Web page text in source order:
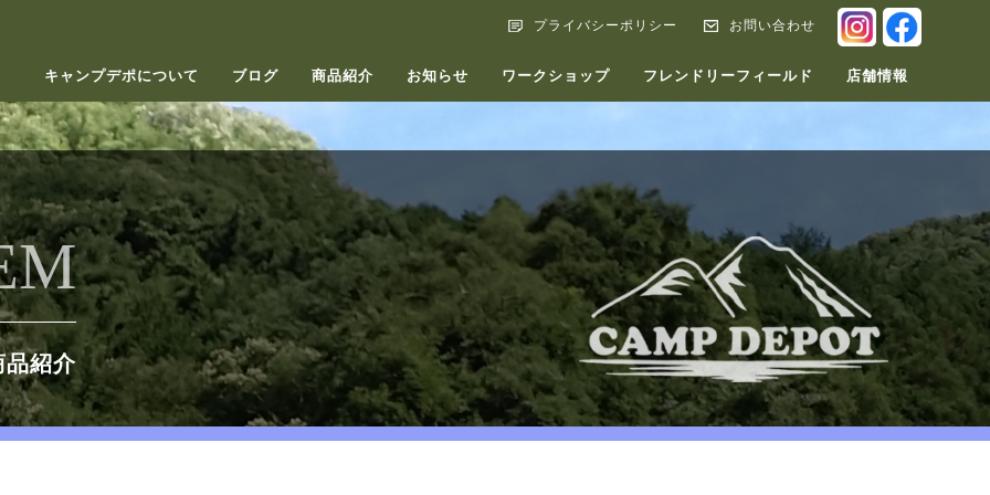
キャンプデポについて ブログ 商品紹介 お知らせ ワークショップ フレンドリーフィールド 店舗情報
プライバシーポリシー お問い合わせ
品紹介